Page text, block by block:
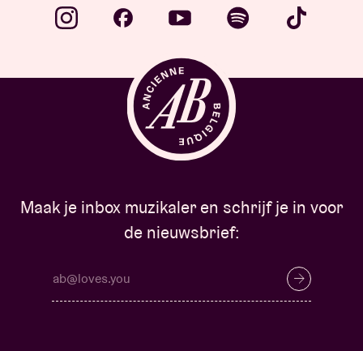
Maak je inbox muzikaler en schrijf je in voor
de nieuwsbrief: